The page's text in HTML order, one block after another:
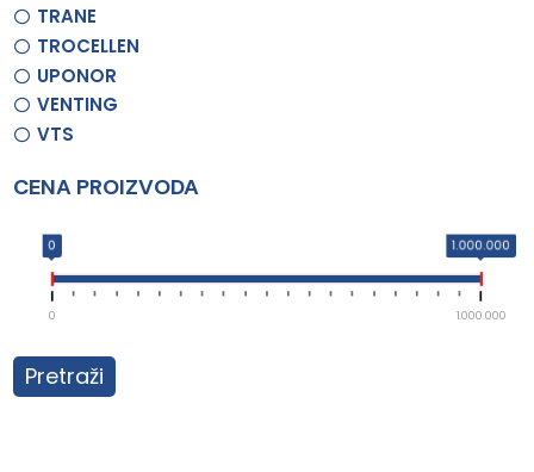
TRANE
TROCELLEN
UPONOR
VENTING
VTS
CENA PROIZVODA
0 1.000.000
0 1.000.000
Pretraži